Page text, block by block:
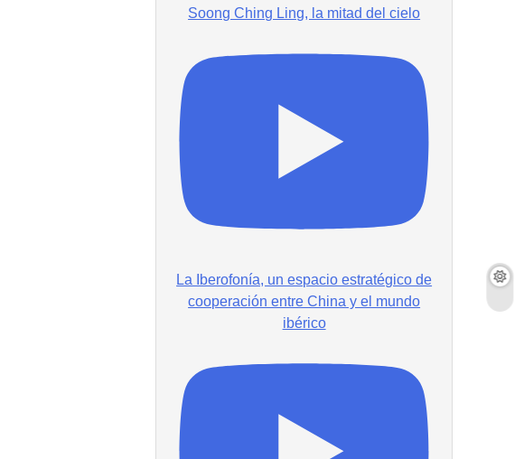
Soong Ching Ling, la mitad del cielo
La Iberofonía, un espacio estratégico de
cooperación entre China y el mundo
ibérico